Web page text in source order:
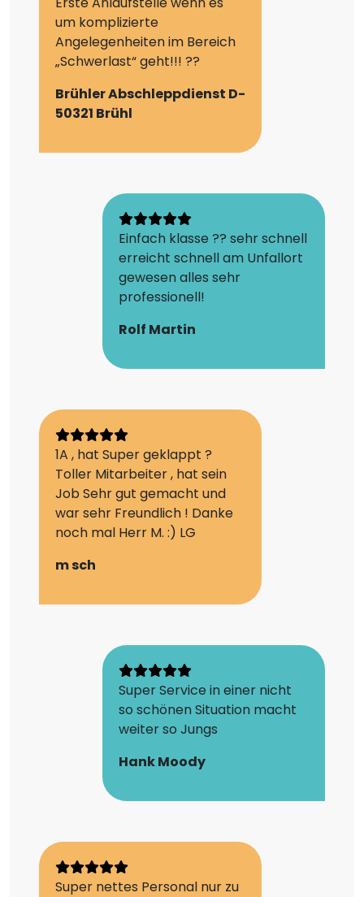
um komplizierte
Angelegenheiten im Bereich
„Schwerlast“ geht!!! ??
Brühler Abschleppdienst D-
50321 Brühl
Einfach klasse ?? sehr schnell
erreicht schnell am Unfallort
gewesen alles sehr
professionell!
Rolf Martin
1A , hat Super geklappt ?
Toller Mitarbeiter , hat sein
Job Sehr gut gemacht und
war sehr Freundlich ! Danke
noch mal Herr M. :) LG
m sch
Super Service in einer nicht
so schönen Situation macht
weiter so Jungs
Hank Moody
Super nettes Personal nur zu